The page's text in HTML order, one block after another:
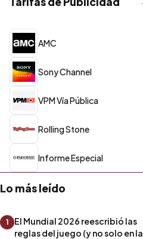
AMC
Sony Channel
VPM Vía Pública
Rolling Stone
Informe Especial
Lo más leído
1
El Mundial 2026 reescribió las
reglas del juego (y no solo en la